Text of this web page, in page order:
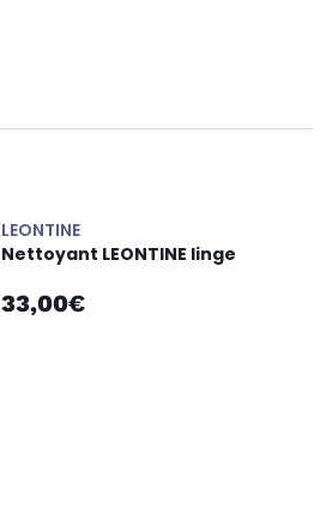
LEONTINE
Nettoyant LEONTINE linge
33,00€